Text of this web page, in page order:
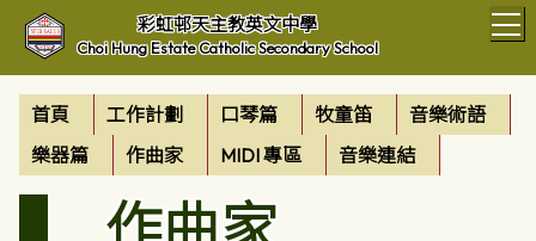
彩虹邨天主教英文中學
Choi Hung Estate Catholic Secondary School
首頁 工作計劃 口琴篇 牧童笛
音樂術語
樂器篇
作曲家 MIDI 專區 音樂連結